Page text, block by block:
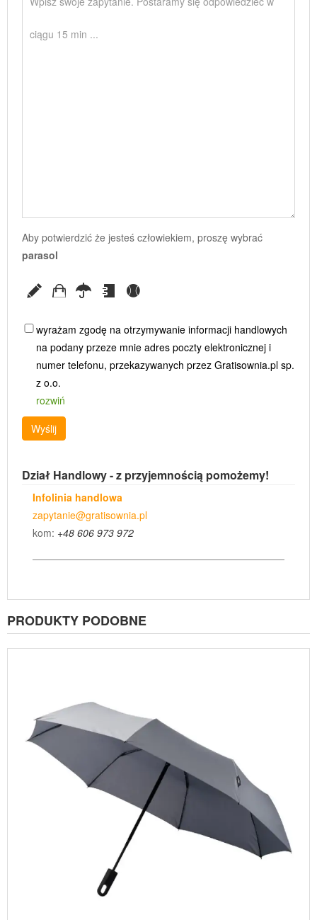
Aby potwierdzić że jesteś człowiekiem, proszę wybrać
parasol
wyrażam zgodę na otrzymywanie informacji handlowych
na podany przeze mnie adres poczty elektronicznej i
numer telefonu, przekazywanych przez Gratisownia.pl sp.
z o.o.
rozwiń
Wyślij
Dział Handlowy - z przyjemnością pomożemy!
Infolinia handlowa
zapytanie@gratisownia.pl
kom: +48 606 973 972
PRODUKTY PODOBNE